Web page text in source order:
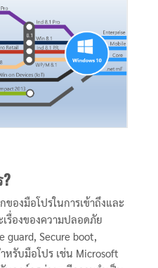
ของมือโปรในการเข้าถึงและ
รื่องของความปลอดภัย
guard, Secure boot,
หรับมือโปร เช่น Microsoft